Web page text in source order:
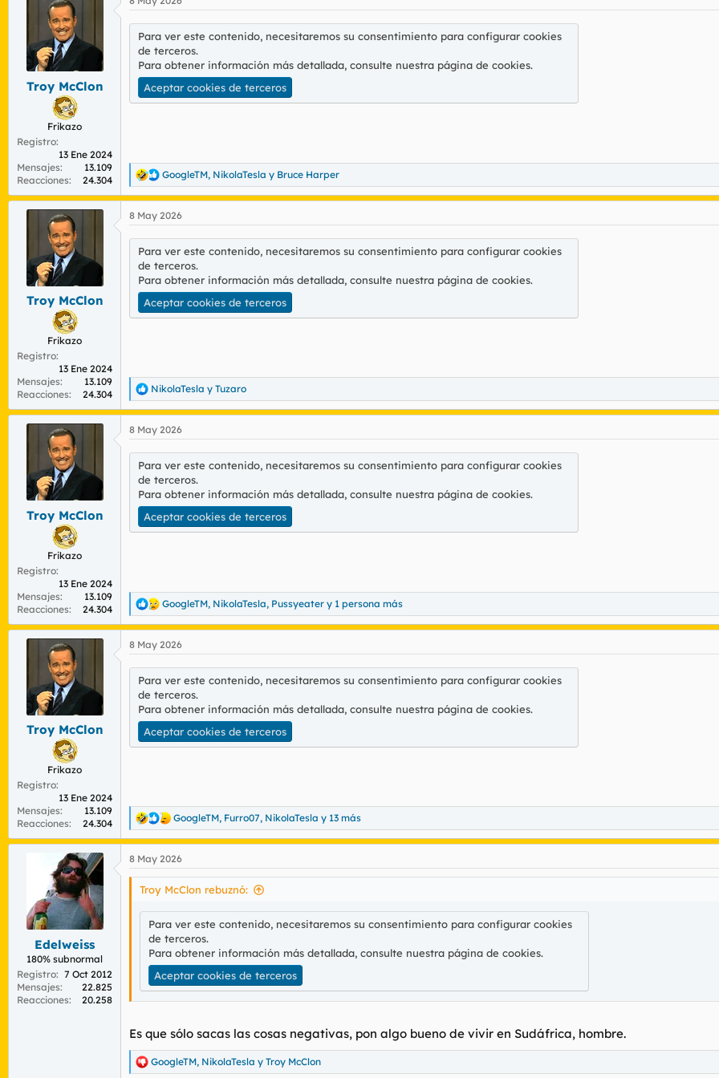
c
o
n
e
s
Troy McClon
Frikazo
Registro
13 Ene 2024
Mensajes
13.109
Reacciones
24.304
Para ver este contenido, necesitaremos su consentimiento para configurar cookies
de terceros.
Para obtener información más detallada, consulte nuestra página de cookies.
Aceptar cookies de terceros
R
e
a
c
o
n
e
s
GoogleTM, NikolaTesla y Bruce Harper
Troy McClon
Frikazo
Registro
13 Ene 2024
Mensajes
13.109
Reacciones
24.304
8 May 2026
Para ver este contenido, necesitaremos su consentimiento para configurar cookies
de terceros.
Para obtener información más detallada, consulte nuestra página de cookies.
Aceptar cookies de terceros
R
e
a
c
o
n
e
s
NikolaTesla y Tuzaro
Troy McClon
Frikazo
Registro
13 Ene 2024
Mensajes
13.109
Reacciones
24.304
8 May 2026
Para ver este contenido, necesitaremos su consentimiento para configurar cookies
de terceros.
Para obtener información más detallada, consulte nuestra página de cookies.
Aceptar cookies de terceros
R
e
a
c
o
n
e
s
GoogleTM, NikolaTesla, Pussyeater y 1 persona más
Troy McClon
Frikazo
Registro
13 Ene 2024
Mensajes
13.109
Reacciones
24.304
8 May 2026
Para ver este contenido, necesitaremos su consentimiento para configurar cookies
de terceros.
Para obtener información más detallada, consulte nuestra página de cookies.
Aceptar cookies de terceros
R
e
a
c
c
n
GoogleTM, Furro07, NikolaTesla y 13 más
Edelweiss
180% subnormal
Registro
7 Oct 2012
Mensajes
22.825
Reacciones
20.258
8 May 2026
Troy McClon rebuznó:
Para ver este contenido, necesitaremos su consentimiento para configurar cookies
de terceros.
Para obtener información más detallada, consulte nuestra página de cookies.
Aceptar cookies de terceros
Es que sólo sacas las cosas negativas, pon algo bueno de vivir en Sudáfrica, hombre.
R
GoogleTM, NikolaTesla y Troy McClon